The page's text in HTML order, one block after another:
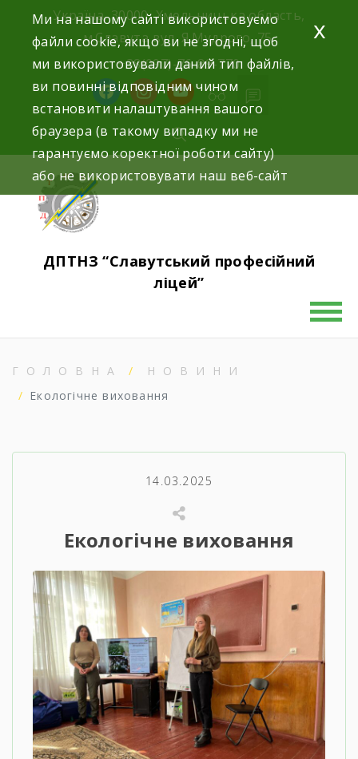
Україна, 30000, Хмельницька область,
м.Славута вул. Я.Мудрого, 75.
+38(097)-76-89-770
ДПТНЗ “Славутський професійний
ліцей”
ГОЛОВНА
НОВИНИ
Екологічне виховання
14.03.2025
Екологічне виховання
Ми на нашому сайті використовуємо
файли cookie, якщо ви не згодні, щоб
ми використовували даний тип файлів,
ви повинні відповідним чином
встановити налаштування вашого
браузера (в такому випадку ми не
гарантуємо коректної роботи сайту)
або не використовувати наш веб-сайт
x